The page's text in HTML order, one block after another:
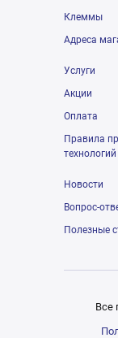
Клеммы
Адреса
Услуги
Акции
Оплата
Правила
технологий
Новости
Вопрос-
Полезные
Все